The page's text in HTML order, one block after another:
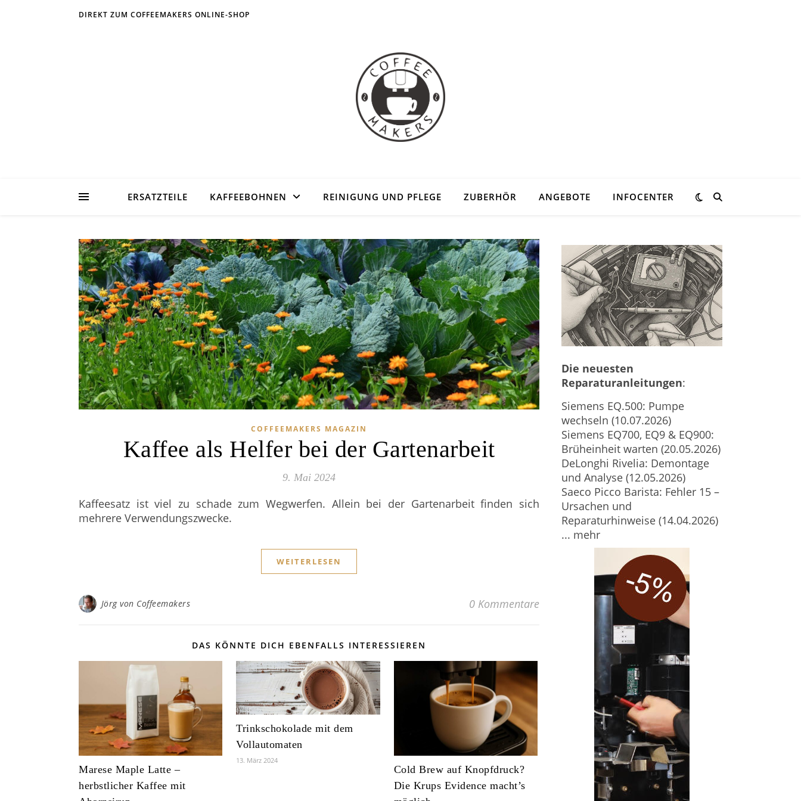
DIREKT ZUM COFFEEMAKERS ONLINE-SHOP
ERSATZTEILE KAFFEEBOHNEN REINIGUNG UND PFLEGE ZUBERHÖR ANGEBOTE INFOCENTER
COFFEEMAKERS MAGAZIN
Kaffee als Helfer bei der Gartenarbeit
9. Mai 2024
Kaffeesatz ist viel zu schade zum Wegwerfen. Allein bei der Gartenarbeit finden sich
mehrere Verwendungszwecke.
WEITERLESEN
Jörg von Coffeemakers 0 Kommentare
DAS KÖNNTE DICH EBENFALLS INTERESSIEREN
Marese Maple Latte –
herbstlicher Kaffee mit
Trinkschokolade mit dem
Vollautomaten
13. März 2024
Cold Brew auf Knopfdruck?
Die Krups Evidence macht’s
Die neuesten
Reparaturanleitungen:
Siemens EQ.500: Pumpe
wechseln (10.07.2026)
Siemens EQ700, EQ9 & EQ900:
Brüheinheit warten (20.05.2026)
DeLonghi Rivelia: Demontage
und Analyse (12.05.2026)
Saeco Picco Barista: Fehler 15 –
Ursachen und
Reparaturhinweise (14.04.2026)
... mehr